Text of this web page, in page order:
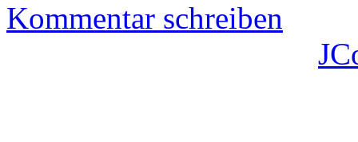
Kommentar schreiben